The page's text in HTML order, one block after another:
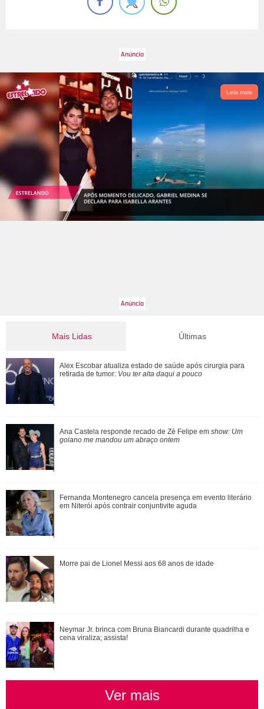
Leia mais
Mais Lidas
Ana Castela responde recado de Zé Felipe em show: Um
goiano me mandou um abraço ontem
Morre pai de Lionel Messi aos 68 anos de idade
Fernanda Montenegro cancela presença em evento literário
em Niterói após contrair conjunt...
Neymar Jr. brinca com Bruna Biancardi durante quadrilha e
Bruna Marquezine, Camila Cabello, Hailey Bieber...
Relembre os amores - e affairs - de Shawn ...
Últimas
Alex Escobar atualiza estado de saúde após cirurgia para
retirada de tumor: Vou ter alta daqui a pouco
Ana Castela responde recado de Zé Felipe em show: Um
goiano me mandou um abraço ontem
Fernanda Montenegro cancela presença em evento literário
em Niterói após contrair conjuntivite aguda
Morre pai de Lionel Messi aos 68 anos de idade
Neymar Jr. brinca com Bruna Biancardi durante quadrilha e
cena viraliza; assista!
Ver mais